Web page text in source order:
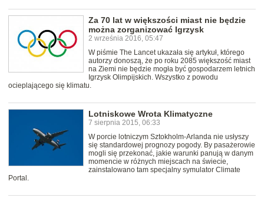
Za 70 lat w większości miast nie będzie
można zorganizować Igrzysk
2 września 2016, 05:47
W piśmie The Lancet ukazała się artykuł, którego
autorzy donoszą, że po roku 2085 większość miast
na Ziemi nie będzie mogła być gospodarzem letnich
Igrzysk Olimpijskich. Wszystko z powodu
ocieplającego się klimatu.
Lotniskowe Wrota Klimatyczne
7 sierpnia 2015, 06:33
W porcie lotniczym Sztokholm-Arlanda nie usłyszy
się standardowej prognozy pogody. By pasażerowie
mogli się przekonać, jakie warunki panują w danym
momencie w różnych miejscach na świecie,
zainstalowano tam specjalny symulator Climate
Portal.